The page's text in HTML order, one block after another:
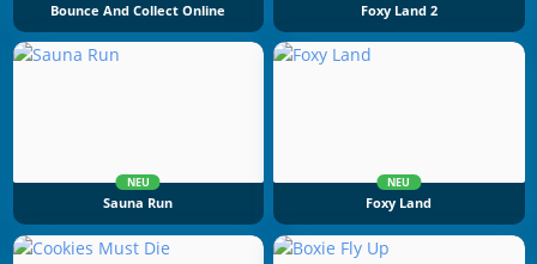
Bounce And Collect Online Foxy Land 2
NEU
Sauna Run
NEU
Foxy Land